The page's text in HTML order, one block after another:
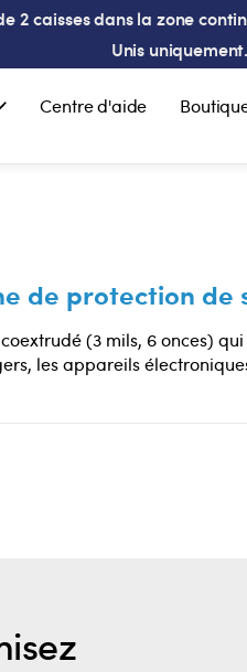
2 caisses dans la zone
Unis uniquement.
Centre d'aide
de protection
(3 mils, 6 onces)
les appareils